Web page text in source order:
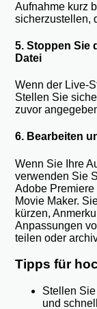
Aufnahme kurz
sicherzustellen,
5. Stoppen Sie
Datei
Wenn der Live-
Stellen Sie
zuvor
6. Bearbeiten
Wenn Sie Ihre
verwenden Sie
Adobe
Movie Maker.
kürzen,
Anpassungen
teilen oder
Tipps für
Stellen
und